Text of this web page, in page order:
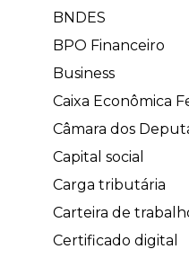
BNDES
BPO Financeiro
Business
Caixa Econômica
Câmara dos
Capital social
Carga tributária
Carteira de
Certificado digital